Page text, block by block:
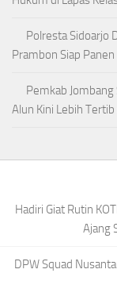
Polresta Sidoarjo
Prambon Siap Panen
Pemkab
Alun Kini Lebih
Hadiri Giat Rutin
Ajang
DPW Squad